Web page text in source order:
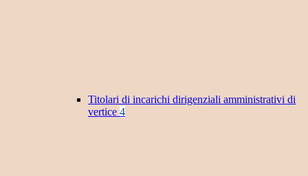
Titolari di incarichi dirigenziali amministrativi di
vertice 4